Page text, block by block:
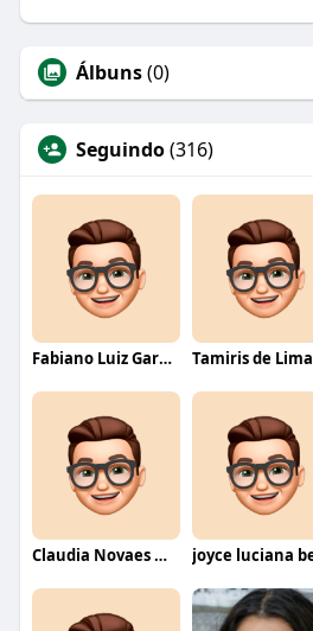
Álbuns(0)
Seguindo(316)
Fabiano Luiz Garcia Tamiris de Lima
Claudia Novaes Novaes